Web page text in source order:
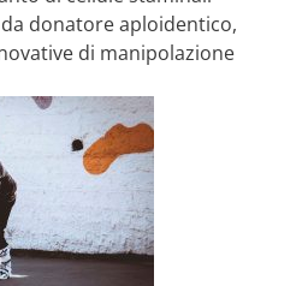
donatore aploidentico,
di manipolazione